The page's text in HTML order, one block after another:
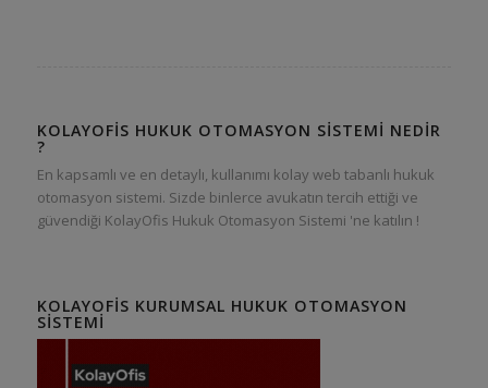
KOLAYOFIS HUKUK OTOMASYON SISTEMI NEDIR
?
En kapsamlı ve en detaylı, kullanımı kolay web tabanlı hukuk
otomasyon sistemi. Sizde binlerce avukatın tercih ettiği ve
güvendiği KolayOfis Hukuk Otomasyon Sistemi 'ne katılın !
KOLAYOFIS KURUMSAL HUKUK OTOMASYON
SISTEMI